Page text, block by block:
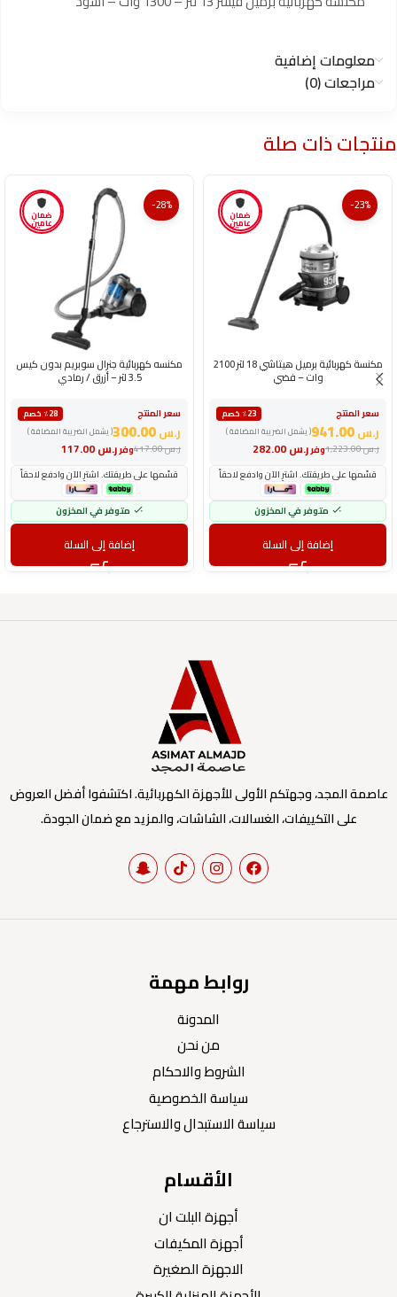
معلومات إضافية
مراجعات (0)
منتجات ذات صلة
ضمان
عامين
-23%
مكنسة كهربائية برميل هيتاشي 18 لتر 2100
وات – فضي
سعر المنتج
٪23 خصم
( يشمل الضريبة المضافة )
ر.س
وفرر.س ر.س1,223.00
قسّمها على طريقتك. اشترِ الآن وادفع لاحقاً
متوفر في المخزون
إضافة إلى السلة
ضمان
عامين
-28%
مكنسه كهربائية جنرال سوبريم بدون كيس
3.5 لتر – أزرق / رمادي
سعر المنتج
٪28 خصم
( يشمل الضريبة المضافة )
ر.س
وفرر.س ر.س417.00
قسّمها على طريقتك. اشترِ الآن وادفع لاحقاً
متوفر في المخزون
إضافة إلى السلة
عاصمة المجد، وجهتكم الأولى للأجهزة الكهربائية. اكتشفوا أفضل العروض
على التكييفات، الغسالات، الشاشات، والمزيد مع ضمان الجودة.
روابط مهمة
المدونة
من نحن
الشروط والاحكام
سياسة الخصوصية
سياسة الاستبدال والاسترجاع
الأقسام
أجهزة البلت ان
أجهزة المكيفات
الاجهزة الصغيرة